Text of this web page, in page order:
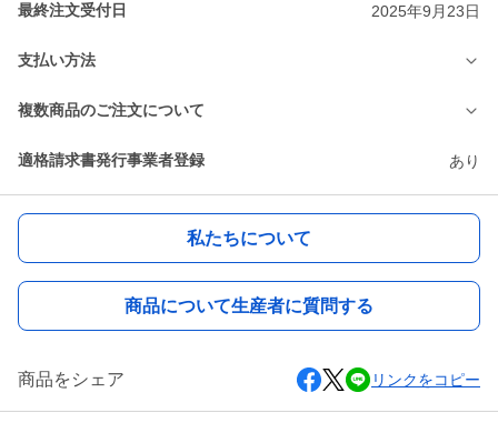
最終注文受付日 2025年9月23日
支払い方法
複数商品のご注文について
適格請求書発行事業者登録 あり
私たちについて
商品について生産者に質問する
商品をシェア リンクをコピー